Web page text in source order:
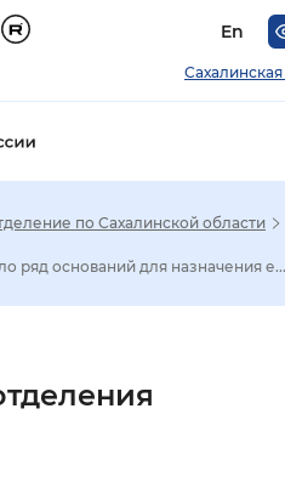
En
отображения
Увеличенный
по Сахалинской области
ряд оснований для назначения е...